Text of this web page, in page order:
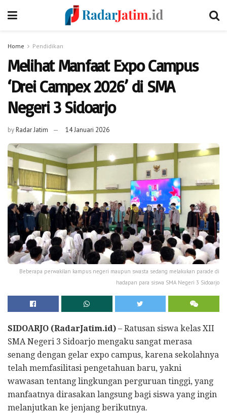
Home Pendidikan
Melihat Manfaat Expo Campus
‘Drei Campex 2026’ di SMA
Negeri 3 Sidoarjo
byRadar Jatim 14 Januari 2026
Beberapa perwakilan kampus negeri maupun swasta sedang melakukan parade di
hadapan para siswa SMA Negeri 3 Sidoarjo
SIDOARJO (RadarJatim.id) – Ratusan siswa kelas XII
SMA Negeri 3 Sidoarjo mengaku sangat merasa
senang dengan gelar expo campus, karena sekolahnya
telah memfasilitasi pengetahuan baru, yakni
wawasan tentang lingkungan perguruan tinggi, yang
manfaatnya dirasakan langsung bagi siswa yang ingin
melanjutkan ke jenjang berikutnya.